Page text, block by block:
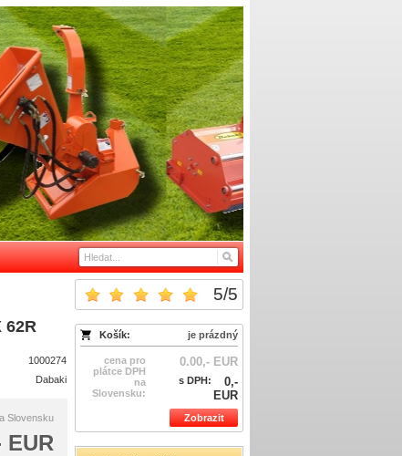
5/5
Košík: je prázdný
cena pro
plátce DPH
na
Slovensku:
0.00,- EUR
s DPH:
0,-
EUR
Zobrazit
62R
1000274
Dabaki
Slovensku
EUR